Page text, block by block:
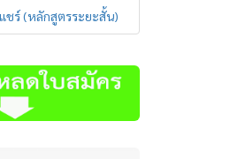
ชร์ (หลักสูตรระยะสั้น)